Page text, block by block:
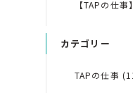
【TAPの仕
カテゴリー
TAPの仕事